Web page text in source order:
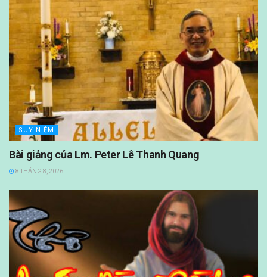
SUY NIỆM
Bài giảng của Lm. Peter Lê Thanh Quang
8 THÁNG 8, 2026